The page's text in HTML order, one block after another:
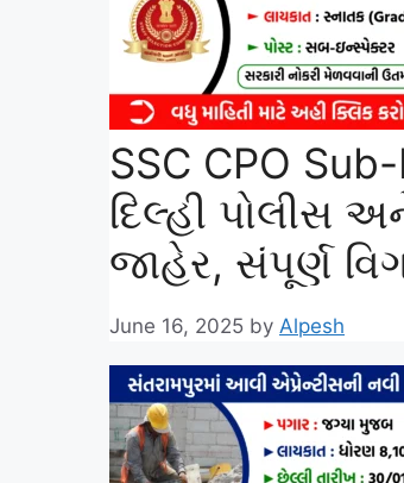
SSC CPO
દિલ્હી પોલીસ
જાહેર, સંપૂર્ણ
June 16, 2025 by Alpesh